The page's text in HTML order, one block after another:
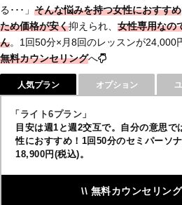
る･･･」 そんな悩みを持つ女性におすすめ
ため価格が安く抑えられ、 女性専用なの
ん。1回50分×月8回のレッスンが24,000
無料カウンセリングへ
人気プラン オプション
「ライト6プラン」
目安は週1と週2交互で。自分の意思で
性におすすめ！1回50分のセミパーソ
18,900円(税込)。
\\ 無料カウンセリン